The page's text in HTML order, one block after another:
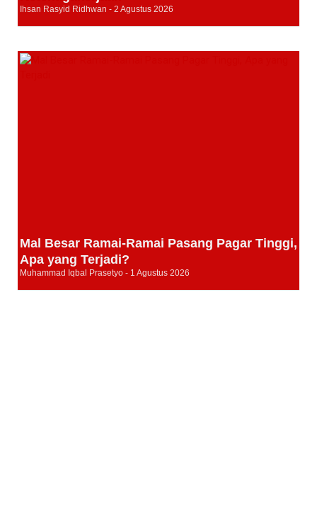
Ihsan Rasyid Ridhwan 2 Agustus 2026
Mal Besar Ramai-Ramai Pasang Pagar Tinggi,
Apa yang Terjadi?
Muhammad Iqbal Prasetyo 1 Agustus 2026